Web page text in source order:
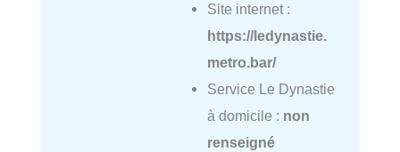
Site internet :
https://ledynastie.
metro.bar/
Service Le Dynastie
à domicile : non
renseigné